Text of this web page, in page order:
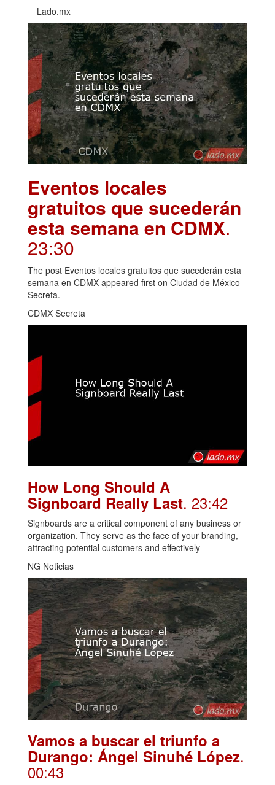
Lado.mx
Eventos locales
gratuitos que sucederán
esta semana en CDMX.
23:30
The post Eventos locales gratuitos que sucederán esta
semana en CDMX appeared first on Ciudad de México
Secreta.
CDMX Secreta
How Long Should A
Signboard Really Last. 23:42
Signboards are a critical component of any business or
organization. They serve as the face of your branding,
attracting potential customers and effectively
NG Noticias
Vamos a buscar el triunfo a
Durango: Ángel Sinuhé López.
00:43